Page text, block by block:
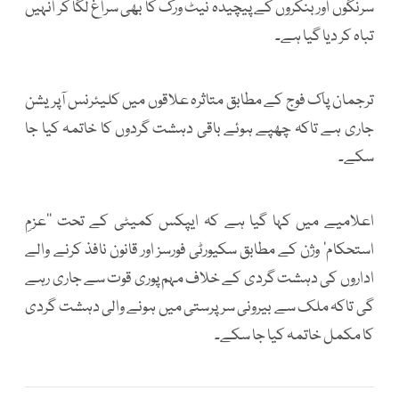
سرنگوں اور بنکروں کے پیچیدہ نیٹ ورک کا بھی سراغ لگا کر انہیں
تباہ کر دیا گیا ہے۔
ترجمان پاک فوج کے مطابق متاثرہ علاقوں میں کلیئرنس آپریشن
جاری ہے تاکہ چھپے ہوئے باقی دہشت گردوں کا خاتمہ کیا جا
سکے۔
اعلامیے میں کہا گیا ہے کہ ایپکس کمیٹی کے تحت ’’عزمِ
استحکام‘ وژن کے مطابق سکیورٹی فورسز اور قانون نافذ کرنے والے
اداروں کی دہشت گردی کے خلاف مہم پوری قوت سے جاری رہے
گی تاکہ ملک سے بیرونی سرپرستی میں ہونے والی دہشت گردی
کا مکمل خاتمہ کیا جا سکے۔